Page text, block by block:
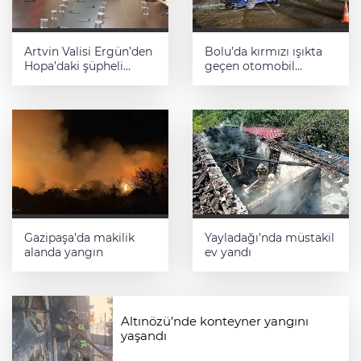
Artvin Valisi Ergün’den
Hopa’daki şüpheli
durum yok, yol yeniden
trafiğe açıldı"
Bolu’da kırmızı ışıkta
geçen otomobil
Gazipaşa’da makilik
alanda yangın
Yayladağı’nda müstakil
ev yandı
Altınözü’nde konteyner yangını
yaşandı